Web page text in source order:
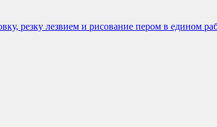
резку лезвием и рисование пером в едином